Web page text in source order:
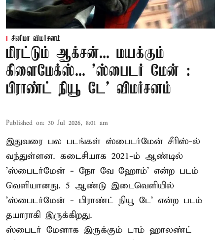
சினிமா விமர்சனம்
மிரட்டும் ஆக்சன்... மயக்கும்
கிளைமேக்ஸ்... 'ஸ்பைடர் மேன் :
பிராண்ட் நியூ டே' விமர்சனம்
Published on: 30 Jul 2026, 8:01 am
இதுவரை பல படங்கள் ஸ்பைடர்மேன் சீரிஸ்-ல்
வந்துள்ளன. கடைசியாக 2021-ம் ஆண்டில்
'ஸ்பைடர்மேன் - நோ வே ஹோம்' என்ற படம்
வெளியானது. 5 ஆண்டு இடைவெளியில்
'ஸ்பைடர்மேன் - பிராண்ட் நியூ டே' என்ற படம்
தயாராகி இருக்கிறது.
ஸ்பைடர் மேனாக இருக்கும் டாம் ஹாலண்ட்